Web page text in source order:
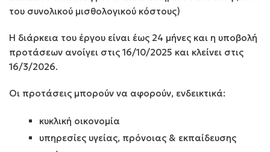
του συνολικού μισθολογικού κόστους)
Η διάρκεια του έργου είναι έως 24 μήνες και η υποβολή
προτάσεων ανοίγει στις 16/10/2025 και κλείνει στις
16/3/2026.
Οι προτάσεις μπορούν να αφορούν, ενδεικτικά:
κυκλική οικονομία
υπηρεσίες υγείας, πρόνοιας & εκπαίδευσης